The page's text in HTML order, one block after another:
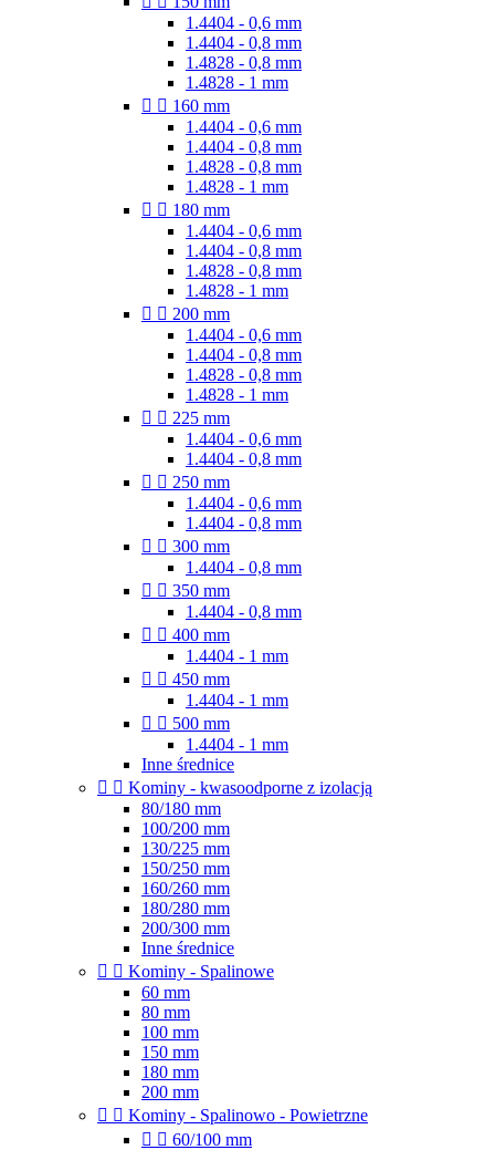
1.4404 - 0,6 mm
1.4404 - 0,8 mm
1.4828 - 0,8 mm
1.4828 - 1 mm
  160 mm
1.4404 - 0,6 mm
1.4404 - 0,8 mm
1.4828 - 0,8 mm
1.4828 - 1 mm
  180 mm
1.4404 - 0,6 mm
1.4404 - 0,8 mm
1.4828 - 0,8 mm
1.4828 - 1 mm
  200 mm
1.4404 - 0,6 mm
1.4404 - 0,8 mm
1.4828 - 0,8 mm
1.4828 - 1 mm
  225 mm
1.4404 - 0,6 mm
1.4404 - 0,8 mm
  250 mm
1.4404 - 0,6 mm
1.4404 - 0,8 mm
  300 mm
1.4404 - 0,8 mm
  350 mm
1.4404 - 0,8 mm
  400 mm
1.4404 - 1 mm
  450 mm
1.4404 - 1 mm
  500 mm
1.4404 - 1 mm
Inne średnice
  Kominy - kwasoodporne z izolacją
80/180 mm
100/200 mm
130/225 mm
150/250 mm
160/260 mm
180/280 mm
200/300 mm
Inne średnice
  Kominy - Spalinowe
60 mm
80 mm
100 mm
150 mm
180 mm
200 mm
  Kominy - Spalinowo - Powietrzne
  60/100 mm